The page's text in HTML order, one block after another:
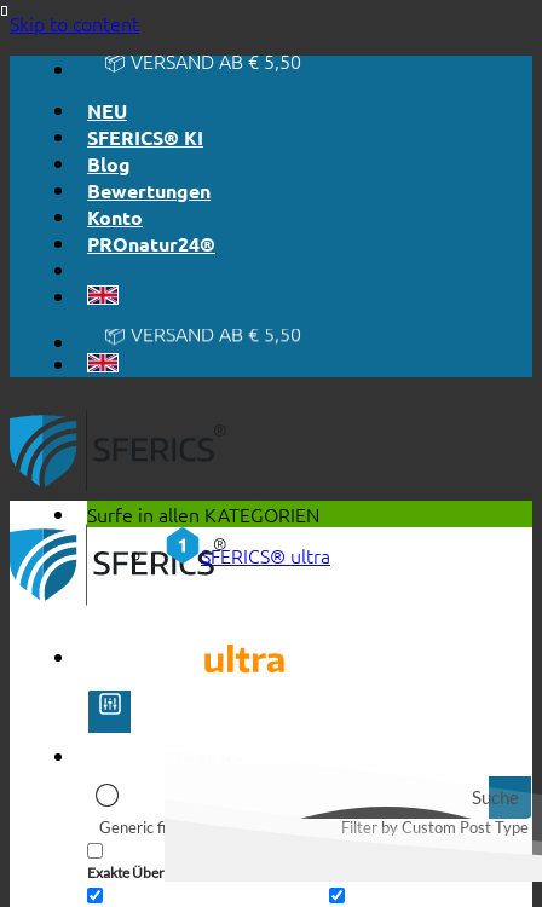
Skip to content🔆 EHRLICH. TRANSPARENT.
📦 VERSAND AB € 5,50
NEU
SFERICS® KI
Blog
Bewertungen
Konto
PROnatur24®
🔆 EINFACH. FUNKTIONIERT.
📦 VERSAND AB € 5,50
🔖 KAUF AUF RECHNUNG
Suche
Generic filters
Exakte Übereinstimmung
Filter by Custom Post Type
Surfe in allen KATEGORIEN
SFERICS® ultra